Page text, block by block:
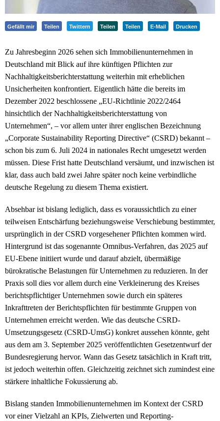
Gefällt mir Teilen Twittern Teilen Teilen E-Mail Drucken
Zu Jahresbeginn 2026 sehen sich Immobilienunternehmen in
Deutschland mit Blick auf ihre künftigen Pflichten zur
Nachhaltigkeitsberichterstattung weiterhin mit erheblichen
Unsicherheiten konfrontiert. Eigentlich hätte die bereits im
Dezember 2022 beschlossene „EU-Richtlinie 2022/2464
hinsichtlich der Nachhaltigkeitsberichterstattung von
Unternehmen“, – vor allem unter ihrer englischen Bezeichnung
„Corporate Sustainability Reporting Directive“ (CSRD) bekannt –
schon bis zum 6. Juli 2024 in nationales Recht umgesetzt werden
müssen. Diese Frist hatte Deutschland versäumt, und inzwischen ist
klar, dass auch bald zwei Jahre später noch keine verbindliche
deutsche Regelung zu diesem Thema existiert.
Absehbar ist bislang lediglich, dass es voraussichtlich zu einer
teilweisen Entschärfung beziehungsweise Verschiebung bestimmter,
ursprünglich in der CSRD vorgesehener Pflichten kommen wird.
Hintergrund ist das sogenannte Omnibus-Verfahren, das 2025 auf
EU-Ebene initiiert wurde und darauf abzielt, übermäßige
bürokratische Belastungen für Unternehmen zu reduzieren. In der
Praxis soll dies vor allem durch eine Verkleinerung des Kreises
berichtspflichtiger Unternehmen sowie durch ein späteres
Inkrafttreten der Berichtspflichten für bestimmte Gruppen von
Unternehmen erreicht werden. Wie das deutsche CSRD-
Umsetzungsgesetz (CSRD-UmsG) konkret aussehen könnte, geht
aus dem am 3. September 2025 veröffentlichten Gesetzentwurf der
Bundesregierung hervor. Wann das Gesetz tatsächlich in Kraft tritt,
ist jedoch weiterhin offen. Gleichzeitig zeichnet sich zumindest eine
stärkere inhaltliche Fokussierung ab.
Bislang standen Immobilienunternehmen im Kontext der CSRD
vor einer Vielzahl an KPIs, Zielwerten und Reporting-